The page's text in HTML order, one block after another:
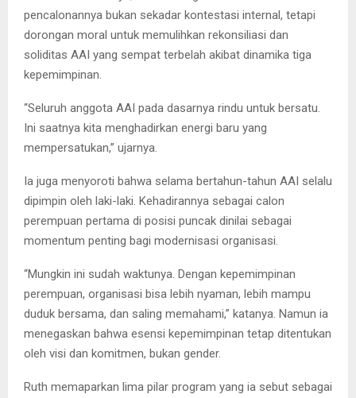
pencalonannya bukan sekadar kontestasi internal, tetapi
dorongan moral untuk memulihkan rekonsiliasi dan
soliditas AAI yang sempat terbelah akibat dinamika tiga
kepemimpinan.
“Seluruh anggota AAI pada dasarnya rindu untuk bersatu.
Ini saatnya kita menghadirkan energi baru yang
mempersatukan,” ujarnya.
Ia juga menyoroti bahwa selama bertahun-tahun AAI selalu
dipimpin oleh laki-laki. Kehadirannya sebagai calon
perempuan pertama di posisi puncak dinilai sebagai
momentum penting bagi modernisasi organisasi.
“Mungkin ini sudah waktunya. Dengan kepemimpinan
perempuan, organisasi bisa lebih nyaman, lebih mampu
duduk bersama, dan saling memahami,” katanya. Namun ia
menegaskan bahwa esensi kepemimpinan tetap ditentukan
oleh visi dan komitmen, bukan gender.
Ruth memaparkan lima pilar program yang ia sebut sebagai